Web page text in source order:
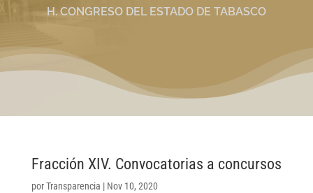
H. CONGRESO DEL ESTADO DE TABASCO
Fracción XIV. Convocatorias a concursos
porTransparencia | Nov 10, 2020